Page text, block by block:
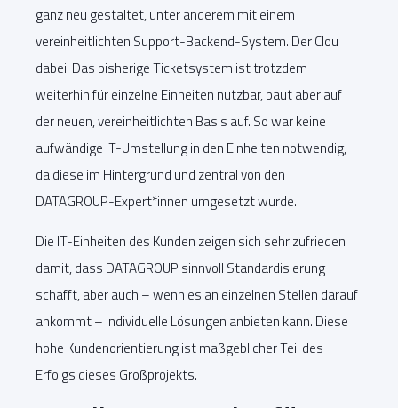
ganz neu gestaltet, unter anderem mit einem
vereinheitlichten Support-Backend-System. Der Clou
dabei: Das bisherige Ticketsystem ist trotzdem
weiterhin für einzelne Einheiten nutzbar, baut aber auf
der neuen, vereinheitlichten Basis auf. So war keine
aufwändige IT-Umstellung in den Einheiten notwendig,
da diese im Hintergrund und zentral von den
DATAGROUP-Expert*innen umgesetzt wurde.
Die IT-Einheiten des Kunden zeigen sich sehr zufrieden
damit, dass DATAGROUP sinnvoll Standardisierung
schafft, aber auch – wenn es an einzelnen Stellen darauf
ankommt – individuelle Lösungen anbieten kann. Diese
hohe Kundenorientierung ist maßgeblicher Teil des
Erfolgs dieses Großprojekts.